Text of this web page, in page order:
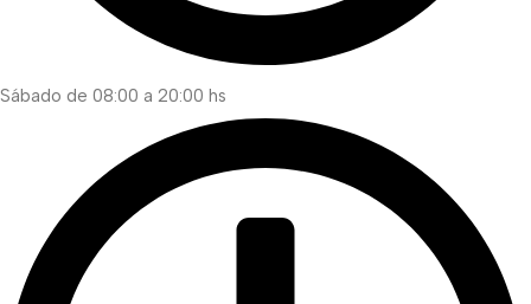
Sábado de 08:00 a 20:00 hs